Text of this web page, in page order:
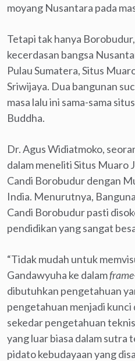
moyang Nusantara pada
Tetapi tak hanya
kecerdasan bangsa
Pulau Sumatera, Situs
Sriwijaya. Dua bangunan
masa lalu ini sama-sama
Buddha.
Dr. Agus Widiatmoko,
dalam meneliti Situs Muaro
Candi Borobudur dengan
India. Menurutnya,
Candi Borobudur pasti
pendidikan yang sangat
“Tidak mudah untuk
Gandawyuha ke dalam
dibutuhkan pengetahuan
pengetahuan menjadi kunci
sekedar pengetahuan
yang luar biasa dalam sutra
pidato kebudayaan yang